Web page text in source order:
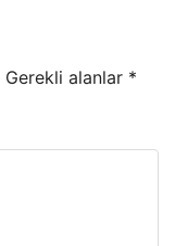
Gerekli alanlar *